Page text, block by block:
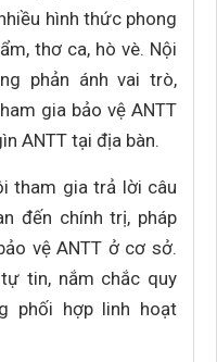
hình thức phong
thơ ca, hò vè. Nội
phản ánh vai trò,
gia bảo vệ ANTT
ANTT tại địa bàn.
tham gia trả lời câu
đến chính trị, pháp
vệ ANTT ở cơ sở.
tin, nắm chắc quy
phối hợp linh hoạt